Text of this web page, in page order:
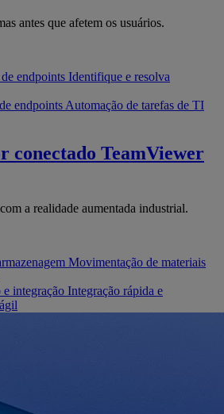
antes que afetem os usuários.
endpoints Identifique e resolva
endpoints Automação de tarefas de TI
conectado TeamViewer
a realidade aumentada industrial.
Movimentação de materiais
integração Integração rápida e